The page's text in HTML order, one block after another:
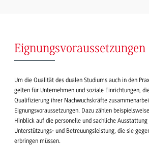
Eignungsvoraus­setzungen
Um die Qualität des dualen Studiums auch in den
gelten für Unternehmen und soziale Einrichtungen,
Qualifizierung ihrer Nachwuchskräfte
Eignungsvoraussetzungen. Dazu zählen
Hinblick auf die personelle und sachliche
Unterstützungs- und Betreuungsleistung, die sie
erbringen müssen.